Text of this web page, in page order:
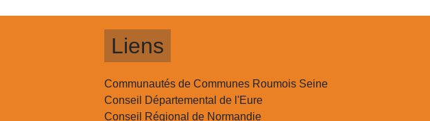
Liens
Communautés de Communes Roumois Seine
Conseil Départemental de l'Eure
Conseil Régional de Normandie